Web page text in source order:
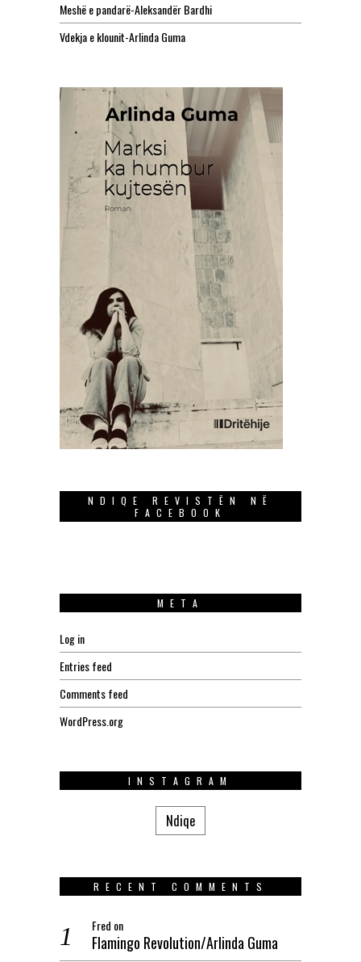
Meshë e pandarë-Aleksandër Bardhi
Vdekja e klounit-Arlinda Guma
NDIQE REVISTËN NË
FACEBOOK
META
Log in
Entries feed
Comments feed
WordPress.org
INSTAGRAM
Ndiqe
RECENT COMMENTS
Fred on
Flamingo Revolution/Arlinda Guma